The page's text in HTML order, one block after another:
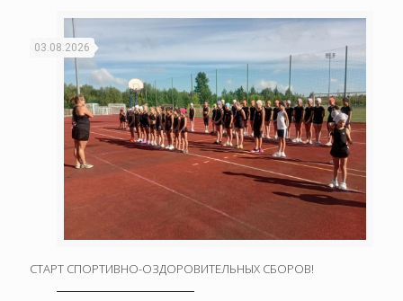
03.08.2026
СТАРТ СПОРТИВНО-ОЗДОРОВИТЕЛЬНЫХ СБОРОВ!